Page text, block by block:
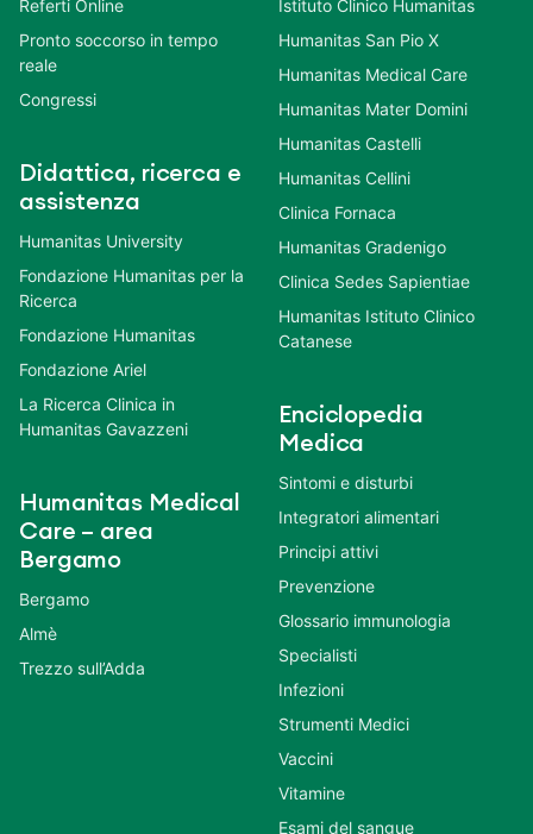
Referti Online
Pronto soccorso in tempo
reale
Congressi
Didattica, ricerca e
assistenza
Humanitas University
Fondazione Humanitas per la
Ricerca
Fondazione Humanitas
Fondazione Ariel
La Ricerca Clinica in
Humanitas Gavazzeni
Humanitas Medical
Care – area
Bergamo
Bergamo
Almè
Trezzo sull’Adda
Istituto Clinico Humanitas
Humanitas San Pio X
Humanitas Medical Care
Humanitas Mater Domini
Humanitas Castelli
Humanitas Cellini
Clinica Fornaca
Humanitas Gradenigo
Clinica Sedes Sapientiae
Humanitas Istituto Clinico
Catanese
Enciclopedia
Medica
Sintomi e disturbi
Integratori alimentari
Principi attivi
Prevenzione
Glossario immunologia
Specialisti
Infezioni
Strumenti Medici
Vaccini
Vitamine
Esami del sangue